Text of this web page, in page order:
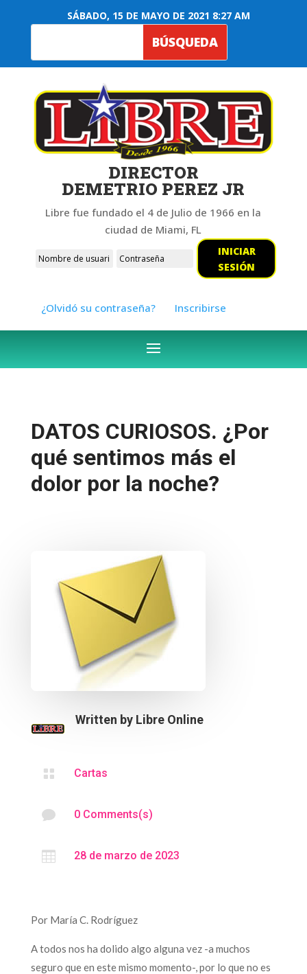
SÁBADO, 15 DE MAYO DE 2021 8:27 AM
DIRECTOR
DEMETRIO PEREZ JR
Libre fue fundado el 4 de Julio de 1966 en la
ciudad de Miami, FL
INICIAR
SESIÓN
¿Olvidó su contraseña? Inscribirse
DATOS CURIOSOS. ¿Por
qué sentimos más el
dolor por la noche?
Written by Libre Online
 Cartas
 0 Comments(s)
 28 de marzo de 2023
Por María C. Rodríguez
A todos nos ha dolido algo alguna vez -a muchos
seguro que en este mismo momento-, por lo que no es